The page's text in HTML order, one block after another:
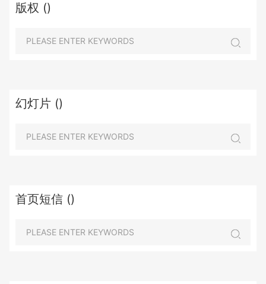
版权 ()
幻灯片 ()
首页短信 ()